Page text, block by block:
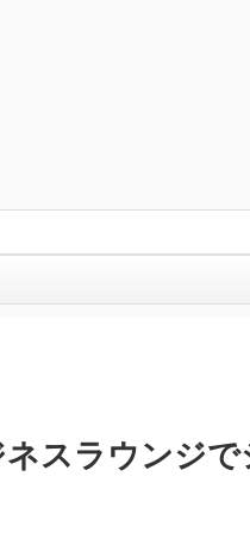
スラウンジで